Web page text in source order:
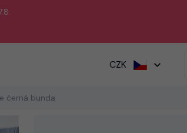
CZK
černá bunda